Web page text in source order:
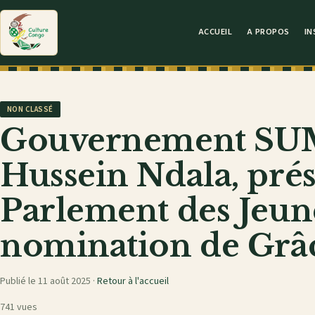
ACCUEIL A PROPOS
NON CLASSÉ
Gouvernement
Hussein Ndala,
Parlement des
nomination de
Publié le 11 août 2025 · Retour à l'accueil
741 vues